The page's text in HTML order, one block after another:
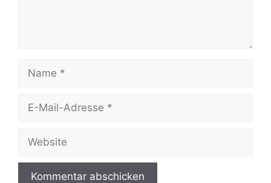
Name
Website